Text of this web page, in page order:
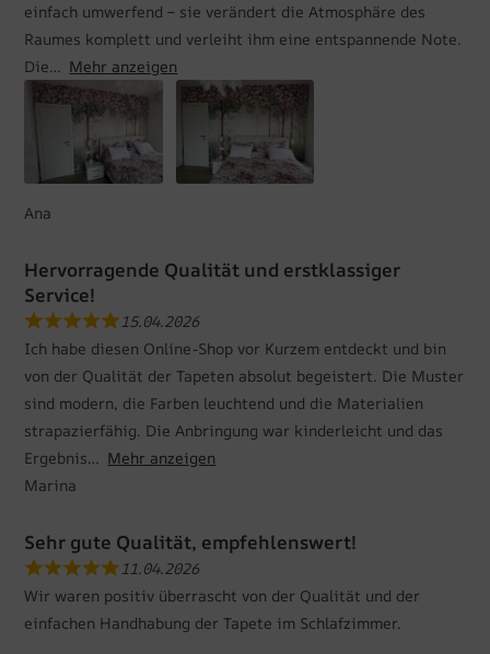
einfach umwerfend – sie verändert die Atmosphäre des
Raumes komplett und verleiht ihm eine entspannende Note.
Die
Mehr anzeigen
Ana
Hervorragende Qualität und erstklassiger
Service!
15.04.2026
Ich habe diesen Online-Shop vor Kurzem entdeckt und bin
von der Qualität der Tapeten absolut begeistert. Die Muster
sind modern, die Farben leuchtend und die Materialien
strapazierfähig. Die Anbringung war kinderleicht und das
Ergebnis
Mehr anzeigen
Marina
Sehr gute Qualität, empfehlenswert!
11.04.2026
Wir waren positiv überrascht von der Qualität und der
einfachen Handhabung der Tapete im Schlafzimmer.